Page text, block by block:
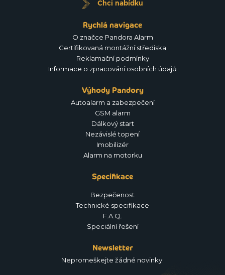
Chci nabídku
Rychlá navigace
O značce Pandora Alarm
Certifikovaná montážní střediska
Reklamační podmínky
Informace o zpracování osobních údajů
Výhody Pandory
Autoalarm a zabezpečení
GSM alarm
Dálkový start
Nezávislé topení
Imobilizér
Alarm na motorku
Specifikace
Bezpečenost
Technické specifikace
F.A.Q.
Speciální řešení
Newsletter
Nepromeškejte žádné novinky: